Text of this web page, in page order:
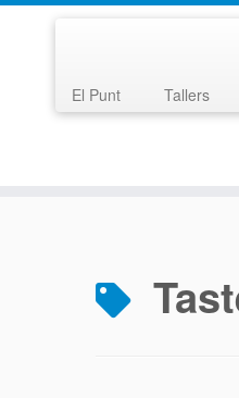
El Punt Tallers